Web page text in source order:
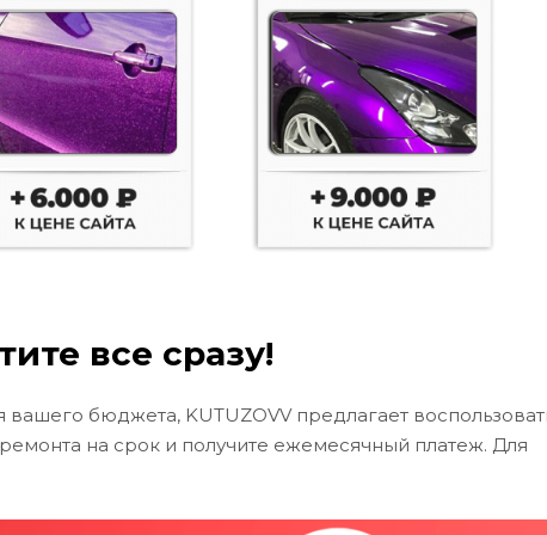
все сразу!
бюджета, KUTUZOVV предлагает
на срок и получите ежемесячный платеж. Для